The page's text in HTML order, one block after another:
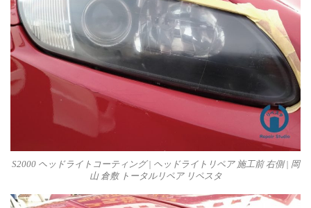
S2000 ヘッドライトコーティング | ヘッドライトリペア 施工前 右側 | 岡
山 倉敷 トータルリペア リペスタ